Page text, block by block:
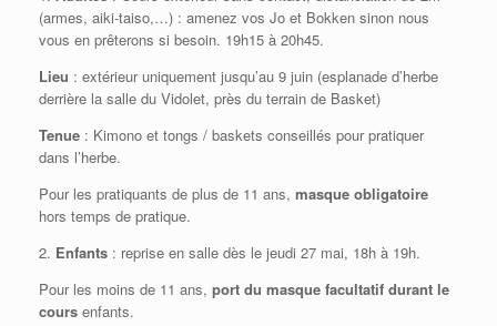
(armes, aiki-taiso,…) : amenez vos Jo et Bokken sinon nous
vous en prêterons si besoin. 19h15 à 20h45.
Lieu : extérieur uniquement jusqu’au 9 juin (esplanade d’herbe
derrière la salle du Vidolet, près du terrain de Basket)
Tenue : Kimono et tongs / baskets conseillés pour pratiquer
dans l’herbe.
Pour les pratiquants de plus de 11 ans, masque obligatoire
hors temps de pratique.
2. Enfants : reprise en salle dès le jeudi 27 mai, 18h à 19h.
Pour les moins de 11 ans, port du masque facultatif durant le
cours enfants.